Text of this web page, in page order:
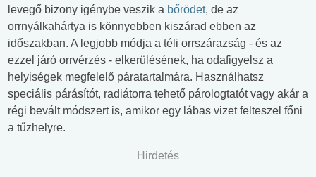
levegő bizony igénybe veszik a bőrödet, de az
orrnyálkahártya is könnyebben kiszárad ebben az
időszakban. A legjobb módja a téli orrszárazság - és az
ezzel járó orrvérzés - elkerülésének, ha odafigyelsz a
helyiségek megfelelő páratartalmára. Használhatsz
speciális párásítót, radiátorra tehető párologtatót vagy akár a
régi bevált módszert is, amikor egy lábas vizet felteszel főni
a tűzhelyre.
Hirdetés